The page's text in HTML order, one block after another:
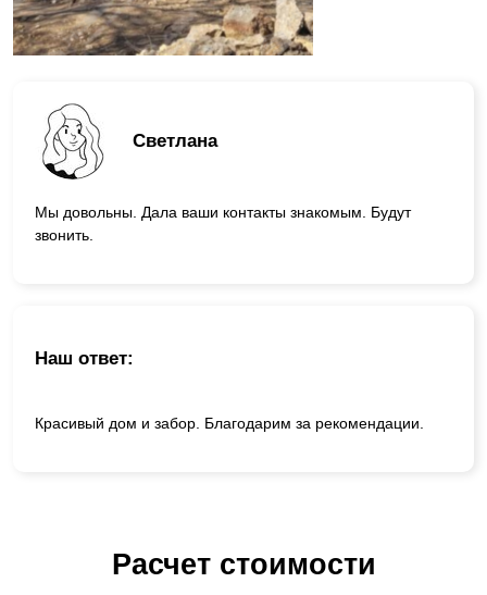
Светлана
Мы довольны. Дала ваши контакты знакомым. Будут
звонить.
Наш ответ:
Красивый дом и забор. Благодарим за рекомендации.
Расчет стоимости